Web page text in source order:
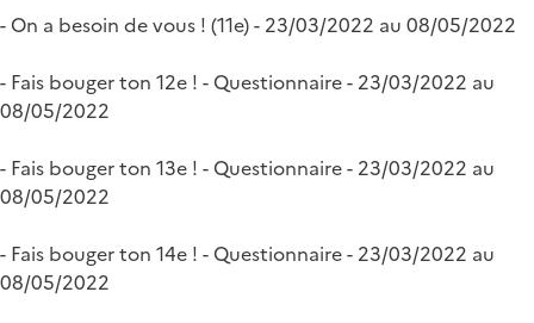
- On a besoin de vous ! (11e) - 23/03/2022 au 08/05/2022
- Fais bouger ton 12e ! - Questionnaire - 23/03/2022 au
08/05/2022
- Fais bouger ton 13e ! - Questionnaire - 23/03/2022 au
08/05/2022
- Fais bouger ton 14e ! - Questionnaire - 23/03/2022 au
08/05/2022